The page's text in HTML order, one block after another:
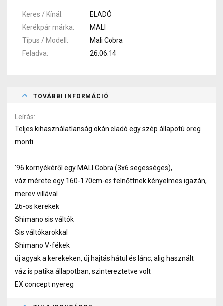
Keres / Kínál
ELADÓ
Kerékpár márka
MALI
Típus / Modell
Mali Cobra
Feladva
26.06.14
TOVÁBBI INFORMÁCIÓ
Leírás
Teljes kihasználatlanság okán eladó egy szép állapotú öreg
monti.
'96 környékéről egy MALI Cobra (3x6 segességes),
váz mérete egy 160-170cm-es felnőttnek kényelmes igazán,
merev villával
26-os kerekek
Shimano sis váltók
Sis váltókarokkal
Shimano V-fékek
új agyak a kerekeken, új hajtás hátul és lánc, alig használt
váz is patika állapotban, szintereztetve volt
EX concept nyereg